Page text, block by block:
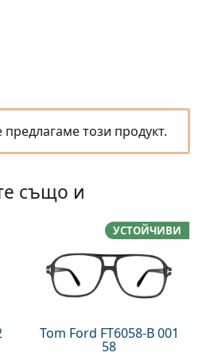
този продукт.
също и
Tom Ford FT6058-B 001
58
УСТОЙЧИВИ